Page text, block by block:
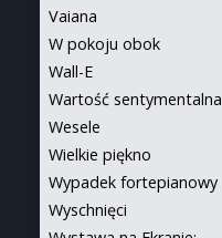
Vaiana
W pokoju obok
Wall-E
Wartość sentymentalna
Wesele
Wielkie piękno
Wypadek fortepianowy
Wyschnięci